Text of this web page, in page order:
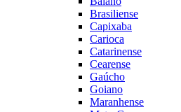
Brasiliense
Capixaba
Carioca
Catarinense
Cearense
Gaúcho
Goiano
Maranhense